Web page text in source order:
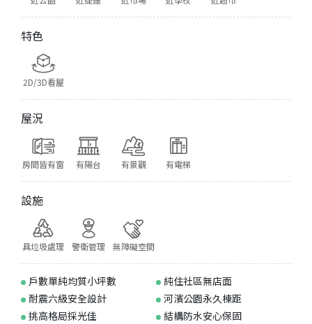
特色
2D/3D看屋
屋況
房間皆有窗 有陽台 有景觀 有電梯
設施
具垃圾處理 警衛管理 無障礙空間
戶數單純均質小坪數
純住社區無店面
耐震六級安全設計
河濱公園永久棟距
挑高格局採光佳
結構防水安心保固